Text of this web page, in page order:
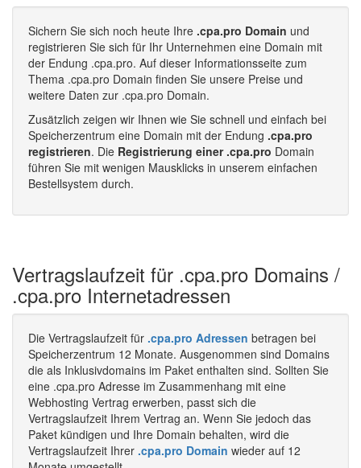
Sichern Sie sich noch heute Ihre .cpa.pro Domain und
registrieren Sie sich für Ihr Unternehmen eine Domain mit
der Endung .cpa.pro. Auf dieser Informationsseite zum
Thema .cpa.pro Domain finden Sie unsere Preise und
weitere Daten zur .cpa.pro Domain.
Zusätzlich zeigen wir Ihnen wie Sie schnell und einfach bei
Speicherzentrum eine Domain mit der Endung .cpa.pro
registrieren. Die Registrierung einer .cpa.pro Domain
führen Sie mit wenigen Mausklicks in unserem einfachen
Bestellsystem durch.
Vertragslaufzeit für .cpa.pro Domains /
.cpa.pro Internetadressen
Die Vertragslaufzeit für .cpa.pro Adressen betragen bei
Speicherzentrum 12 Monate. Ausgenommen sind Domains
die als Inklusivdomains im Paket enthalten sind. Sollten Sie
eine .cpa.pro Adresse im Zusammenhang mit eine
Webhosting Vertrag erwerben, passt sich die
Vertragslaufzeit Ihrem Vertrag an. Wenn Sie jedoch das
Paket kündigen und Ihre Domain behalten, wird die
Vertragslaufzeit Ihrer .cpa.pro Domain wieder auf 12